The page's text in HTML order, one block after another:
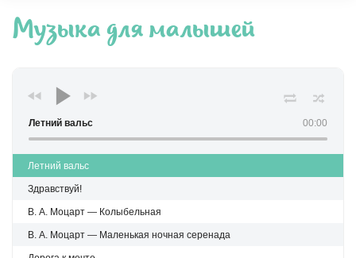
Музыка для малышей
00:00
Летний вальс
Летний вальс
Здравствуй!
В. А. Моцарт — Колыбельная
В. А. Моцарт — Маленькая ночная серенада